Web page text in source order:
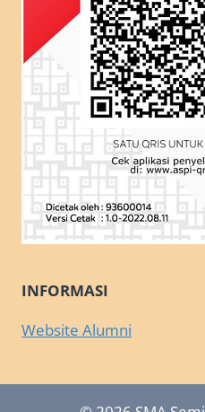
INFORMASI
Website Alumni